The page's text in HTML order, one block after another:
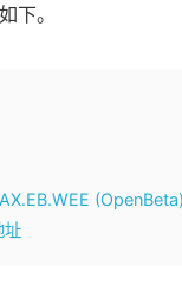
下。
(OpenBeta)
址